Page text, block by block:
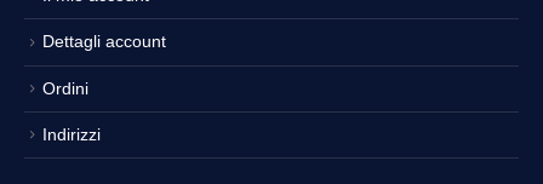
Dettagli account
Ordini
Indirizzi